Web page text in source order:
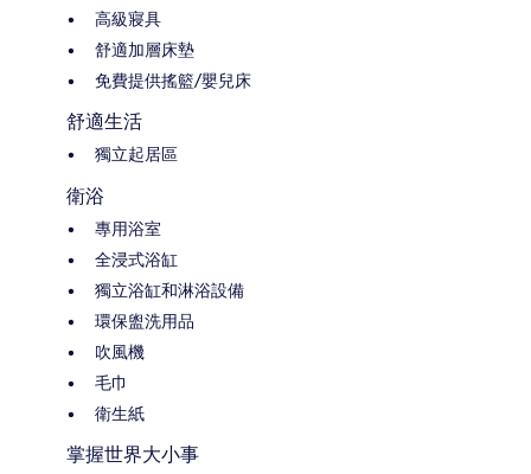
高級寢具
舒適加層床墊
免費提供搖籃/嬰兒床
舒適生活
獨立起居區
衛浴
專用浴室
全浸式浴缸
獨立浴缸和淋浴設備
環保盥洗用品
吹風機
毛巾
衛生紙
掌握世界大小事